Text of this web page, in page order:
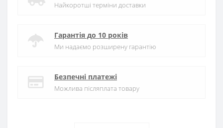
Найкоротші терміни доставки
Гарантія до 10 років
Ми надаємо розширену гарантію
Безпечні платежі
Можлива післяплата товару